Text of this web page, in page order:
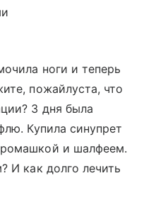
ноги и теперь
пожайлуста, что
3 дня была
Купила синупрет
и шалфеем.
И как долго лечить